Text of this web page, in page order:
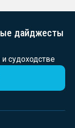
дайджесты
судоходстве